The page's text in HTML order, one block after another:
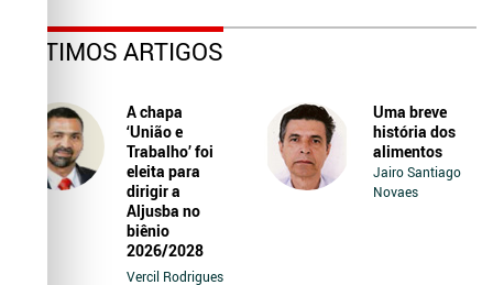
ÚLTIMOS ARTIGOS
A chapa
‘União e
Trabalho’ foi
eleita para
dirigir a
Aljusba no
biênio
2026/2028
Vercil Rodrigues
Uma breve
história dos
alimentos
Jairo Santiago
Novaes